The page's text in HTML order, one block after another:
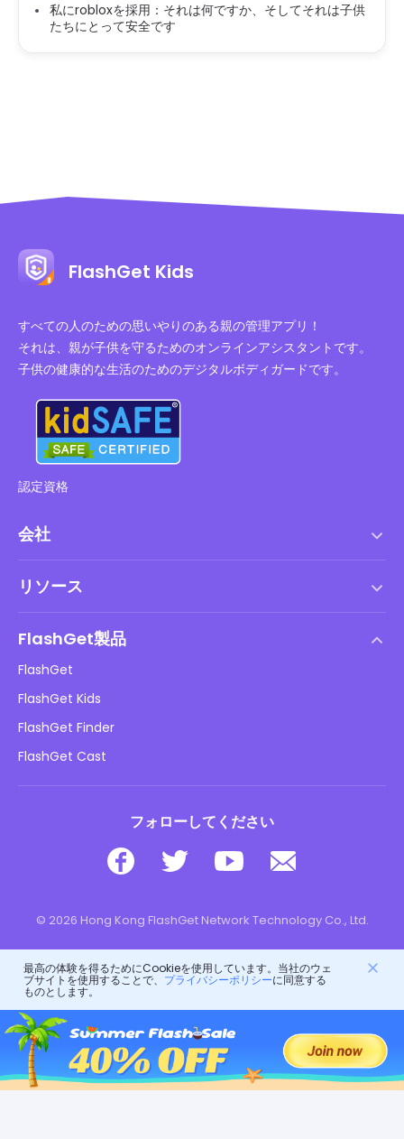
私にrobloxを採用：それは何ですか、そしてそれは子供
たちにとって安全です
FlashGet Kids
すべての人のための思いやりのある親の管理アプリ！
それは、親が子供を守るためのオンラインアシスタントです。
子供の健康的な生活のためのデジタルボディガードです。
認定資格
会社
DMCAポリシー
プライバシーポリシー
広告ポリシー
私の情報を販売しないでください
リソース
ブログ
子供のオンラインの安全性
ダウンロード
FlashGet製品
FlashGet
FlashGet Kids
FlashGet Finder
FlashGet Cast
フォローしてください
© 2026 Hong Kong FlashGet Network Technology Co., Ltd.
最高の体験を得るためにCookieを使用しています。当社のウェ
ブサイトを使用することで、 プライバシーポリシーに同意する
ものとします。